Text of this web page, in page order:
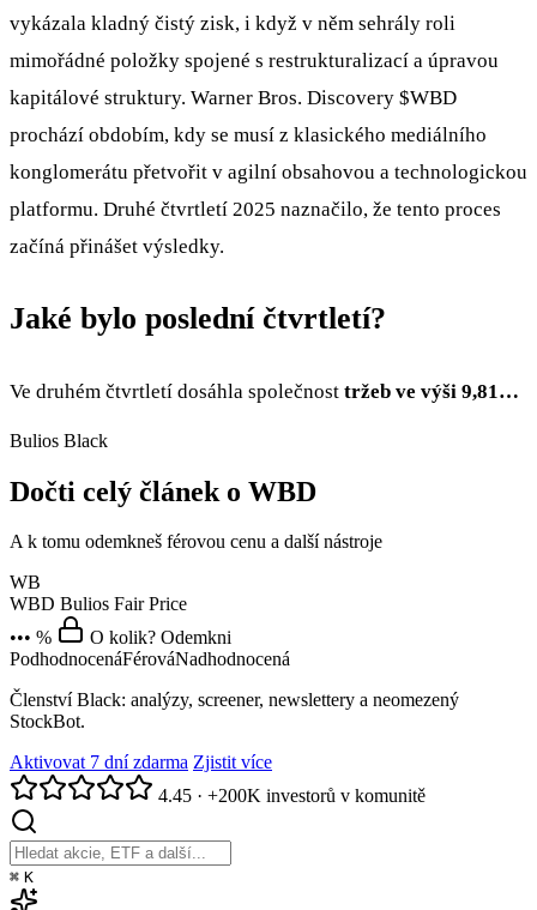
vykázala kladný čistý zisk, i když v něm sehrály roli
mimořádné položky spojené s restrukturalizací a úpravou
kapitálové struktury. Warner Bros. Discovery $WBD
prochází obdobím, kdy se musí z klasického mediálního
konglomerátu přetvořit v agilní obsahovou a technologickou
platformu. Druhé čtvrtletí 2025 naznačilo, že tento proces
začíná přinášet výsledky.
Jaké bylo poslední čtvrtletí?
Ve druhém čtvrtletí dosáhla společnost tržeb ve výši 9,81…
Bulios Black
Dočti celý článek o WBD
A k tomu odemkneš férovou cenu a další nástroje
WB
WBD Bulios Fair Price
••• %
O kolik? Odemkni
PodhodnocenáFérováNadhodnocená
Členství Black: analýzy, screener, newslettery a neomezený
StockBot.
Aktivovat 7 dní zdarma Zjistit více
4.45 · +200K investorů v komunitě
⌘ K